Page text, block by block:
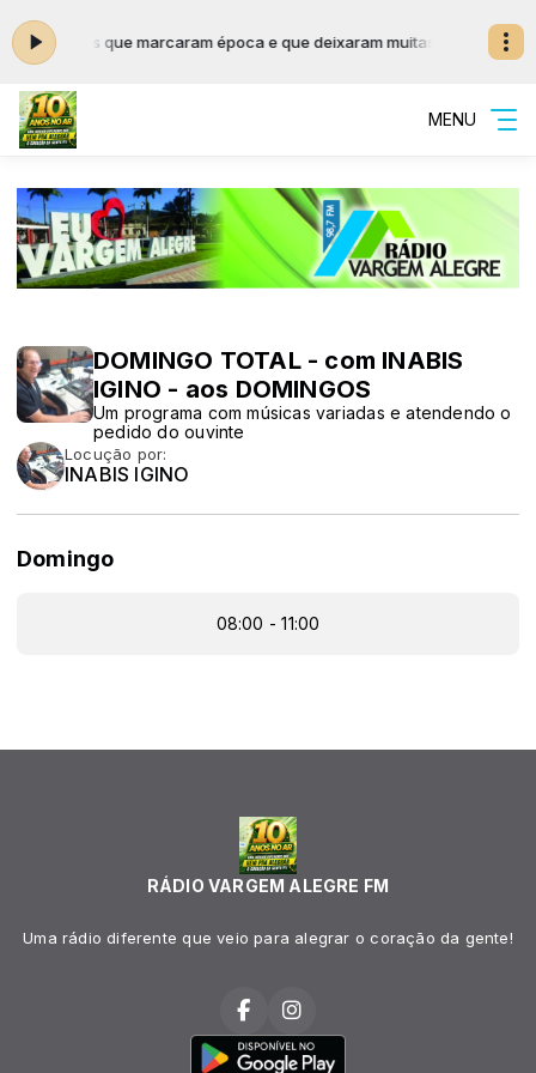
Serestas que marcaram época e que deixaram muitas saudades....
MENU
DOMINGO TOTAL - com INABIS
IGINO - aos DOMINGOS
Um programa com músicas variadas e atendendo o
pedido do ouvinte
Locução por:
INABIS IGINO
Domingo
08:00 - 11:00
RÁDIO VARGEM ALEGRE FM
Uma rádio diferente que veio para alegrar o coração da gente!